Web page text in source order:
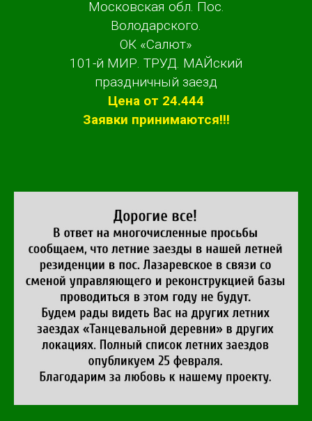
Московская обл. Пос.
Володарского.
ОК «Салют»
101-й МИР. ТРУД. МАЙский
праздничный заезд
Цена от 24.444
Заявки принимаются!!!